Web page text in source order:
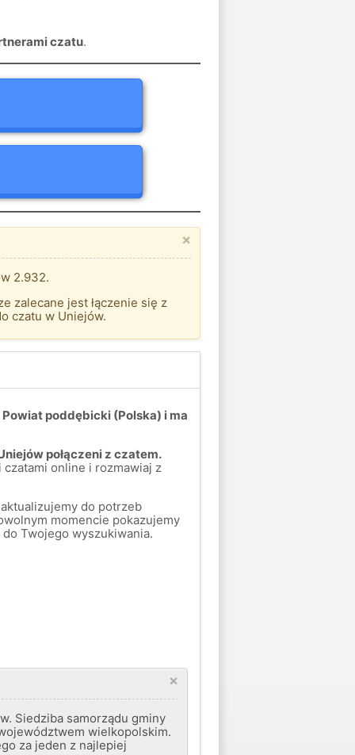
czatu.
×
2.932.
zalecane jest łączenie się z
czatu w Uniejów.
poddębicki (Polska) i ma
połączeni z czatem.
czatami online i rozmawiaj z
do potrzeb
momencie pokazujemy
Twojego wyszukiwania.
×
Siedziba samorządu gminy
wielkopolskim.
za jeden z najlepiej